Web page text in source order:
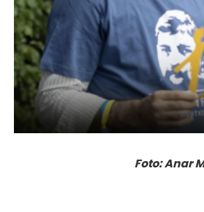
Foto: Anar